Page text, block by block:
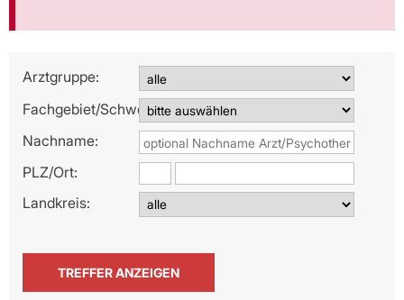
Arztgruppe:
Fachgebiet/Schwerpunkt:
Nachname:
PLZ/Ort:
Landkreis: